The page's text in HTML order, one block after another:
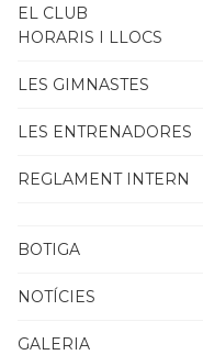
EL CLUB
HORARIS I LLOCS
LES GIMNASTES
LES ENTRENADORES
REGLAMENT INTERN
BOTIGA
NOTÍCIES
GALERIA